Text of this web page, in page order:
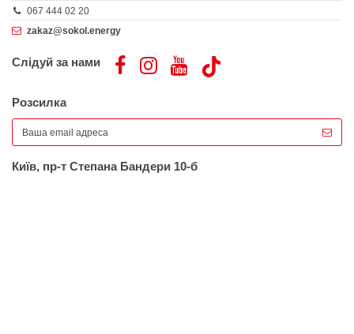
067 444 02 20
zakaz@sokol.energy
Слідуй за нами
Розсилка
Київ, пр-т Степана Бандери 10-б